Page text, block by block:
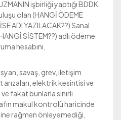
işbirliği yaptığı BDDK
olan (HANGİ ÖDEME
ADI YAZILACAK??) Sanal
SİSTEM??) adlı ödeme
hesabını,
savaş, grev, iletişim
elektrik kesintisi ve
fakat bunlarla sınırlı
makul kontrolü haricinde
rağmen önleyemediği,